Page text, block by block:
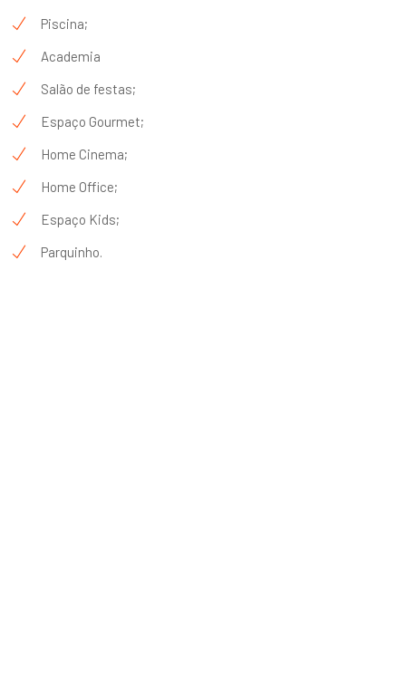
Piscina;
Academia
Salão de festas;
Espaço Gourmet;
Home Cinema;
Home Office;
Espaço Kids;
Parquinho.